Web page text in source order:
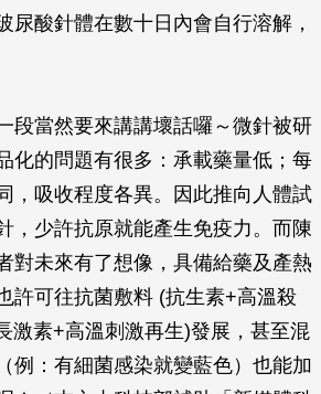
尿酸針體在數十日內會自行溶解，
段當然要來講講壞話囉～微針被研
化的問題有很多：承載藥量低；每
，吸收程度各異。因此推向人體試
，少許抗原就能產生免疫力。而陳
對未來有了想像，具備給藥及產熱
許可往抗菌敷料 (抗生素+高溫殺
激素+高溫刺激再生)發展，甚至混
例：有細菌感染就變藍色）也能加